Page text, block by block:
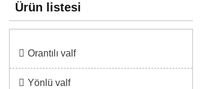
Ürün listesi
Orantılı valf
Yönlü valf